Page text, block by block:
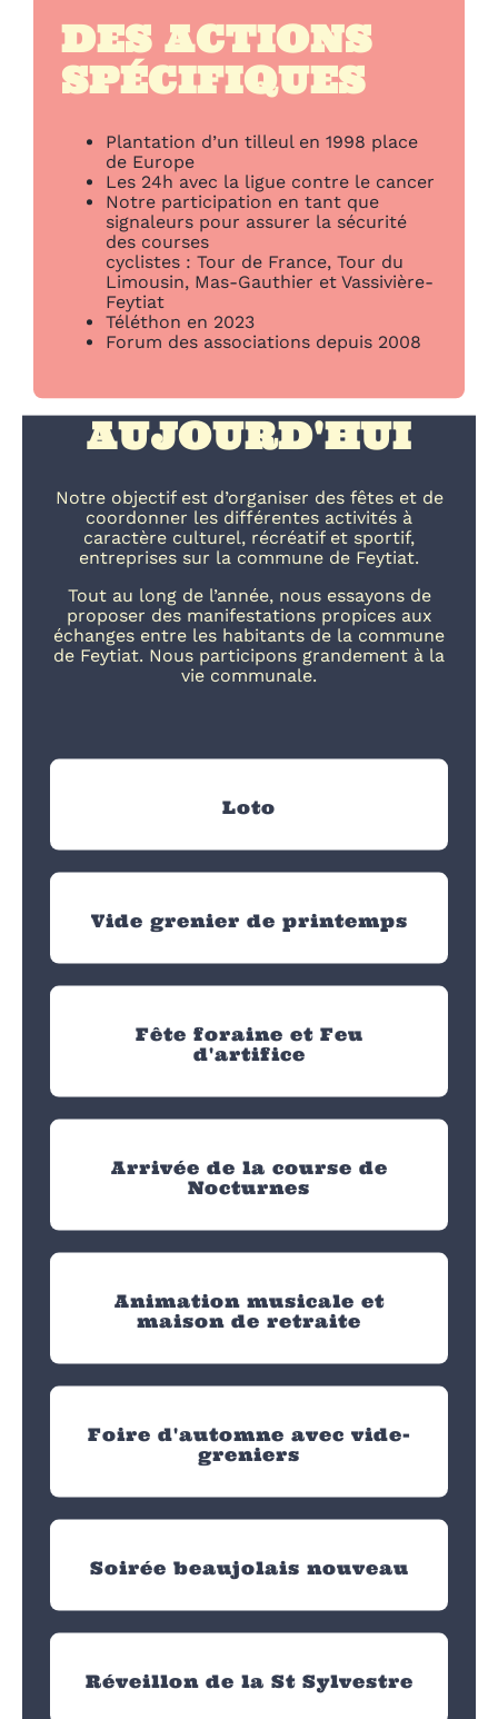
DES ACTIONS
SPÉCIFIQUES
Plantation d’un tilleul en 1998 place
de Europe
Les 24h avec la ligue contre le cancer
Notre participation en tant que
signaleurs pour assurer la sécurité
des courses
cyclistes : Tour de France, Tour du
Limousin, Mas-Gauthier et Vassivière-
Feytiat
Téléthon en 2023
Forum des associations depuis 2008
AUJOURD'HUI
Notre objectif est d’organiser des fêtes et de
coordonner les différentes activités à
caractère culturel, récréatif et sportif,
entreprises sur la commune de Feytiat.
Tout au long de l’année, nous essayons de
proposer des manifestations propices aux
échanges entre les habitants de la commune
de Feytiat. Nous participons grandement à la
vie communale.
Loto
Vide grenier de printemps
Fête foraine et Feu
d'artifice
Arrivée de la course de
Nocturnes
Animation musicale et
maison de retraite
Foire d'automne avec vide-
greniers
Soirée beaujolais nouveau
Réveillon de la St Sylvestre